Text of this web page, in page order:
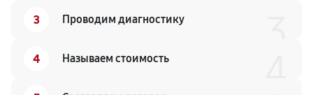
3 Проводим диагностику
4 Называем стоимость